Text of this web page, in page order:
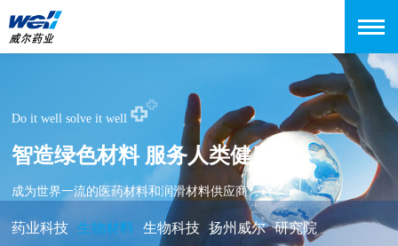
Do it well solve it well
智造绿色材料 服务人类健康
成为世界一流的医药材料和润滑材料供应商
药业科技 生物材料 生物科技 扬州威尔 研究院